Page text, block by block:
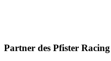
Partner des Pfister Racing